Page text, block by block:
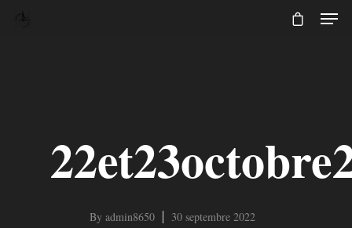
By admin8650
30 septembre 2022